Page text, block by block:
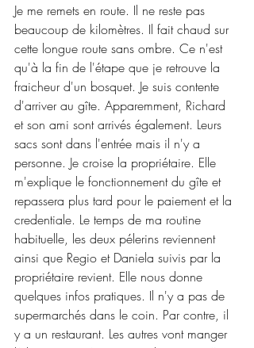
Je me remets en route. Il ne reste pas
beaucoup de kilomètres. Il fait chaud sur
cette longue route sans ombre. Ce n'est
qu'à la fin de l'étape que je retrouve la
fraicheur d'un bosquet. Je suis contente
d'arriver au gîte. Apparemment, Richard
et son ami sont arrivés également. Leurs
sacs sont dans l'entrée mais il n'y a
personne. Je croise la propriétaire. Elle
m'explique le fonctionnement du gîte et
repassera plus tard pour le paiement et la
credentiale. Le temps de ma routine
habituelle, les deux pélerins reviennent
ainsi que Regio et Daniela suivis par la
propriétaire revient. Elle nous donne
quelques infos pratiques. Il n'y a pas de
supermarchés dans le coin. Par contre, il
y a un restaurant. Les autres vont manger